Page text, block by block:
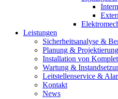
Leistungen
Sicherheitsanalyse &
Planung & Projektierung​
Installation von
Wartung &
Leitstellenservice &
Kontakt
News